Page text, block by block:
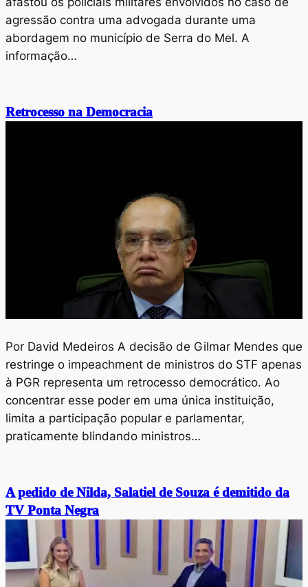
agressão contra uma advogada durante uma
abordagem no município de Serra do Mel. A
informação…
Retrocesso na Democracia
Por David Medeiros A decisão de Gilmar Mendes que
restringe o impeachment de ministros do STF apenas
à PGR representa um retrocesso democrático. Ao
concentrar esse poder em uma única instituição,
limita a participação popular e parlamentar,
praticamente blindando ministros…
A pedido de Nilda, Salatiel de Souza é demitido da
TV Ponta Negra